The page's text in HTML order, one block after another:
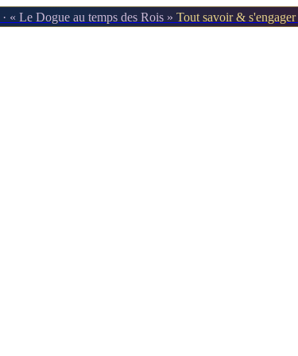
· « Le Dogue au temps des Rois » Tout savoir &